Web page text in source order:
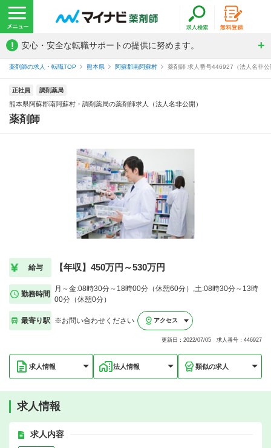
! 安心・安全な転職サポートの提供に努めます。
薬剤師の求人・転職TOP 熊本県 阿蘇郡南阿蘇村 薬剤師 求人番号446927（法人名非公
正社員 調剤薬局
熊本県阿蘇郡南阿蘇村・調剤薬局の薬剤師求人（法人名非公開）
薬剤師
給与 【年収】450万円～530万円
勤務時間
月～金:08時30分～18時00分（休憩60分）,土:08時30分～13時
00分（休憩0分）
最寄り駅 ※お問い合わせください アクセス
更新日：2022/07/05 求人番号：446927
求人情報 法人情報 類似の求人
求人情報
求人内容